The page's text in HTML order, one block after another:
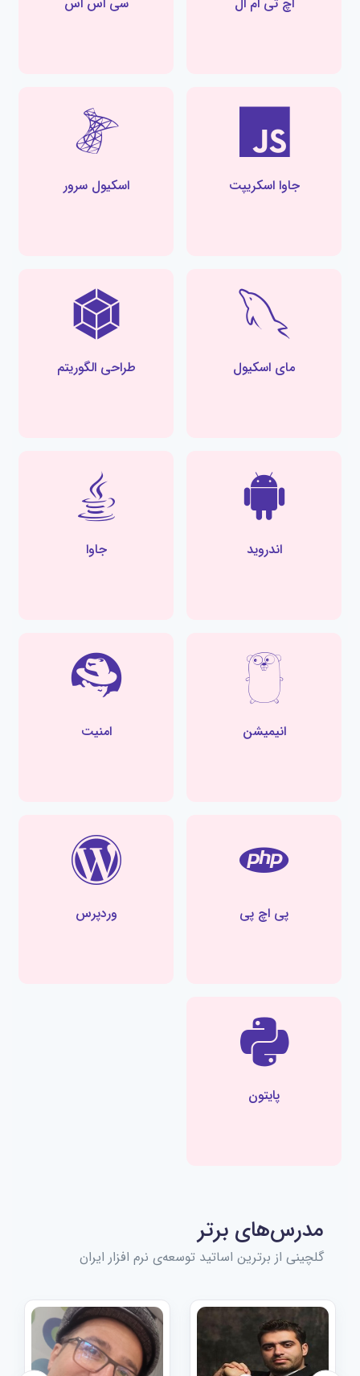
جاوا اسکریپت اسکیول سرور
مای اسکیول طراحی الگوریتم
اندروید جاوا
انیمیشن امنیت
پی اچ پی وردپرس
پایتون
مدرس‌های برتر
گلچینی از برترین اساتید توسعه‌ی نرم افزار ایران